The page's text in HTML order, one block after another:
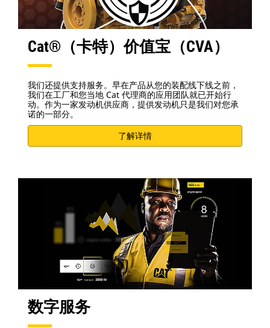
Cat®（卡特）价值宝（CVA）
我们还提供支持服务。早在产品从您的装配线下线之前，
我们在工厂和您当地 Cat 代理商的应用团队就已开始行
动。作为一家发动机供应商，提供发动机只是我们对您承
诺的一部分。
了解详情
数字服务